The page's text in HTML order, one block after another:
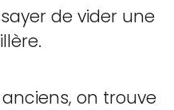
de vider une
on trouve